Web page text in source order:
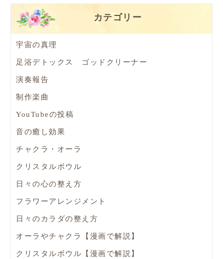
カテゴリー
宇宙の真理
足浴デトックス ゴッドクリーナー
演奏報告
制作楽曲
YouTubeの投稿
音の癒し効果
チャクラ・オーラ
クリスタルボウル
日々の心の整え方
フラワーアレンジメント
日々のカラダの整え方
オーラやチャクラ【漫画で解説】
クリスタルボウル【漫画で解説】